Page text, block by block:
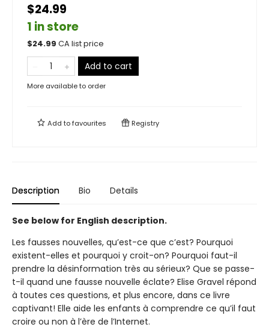
$24.99
1 in store
$24.99 CA list price
Add to cart
More available to order
Add tofavourites Registry
Description Bio Details
See below for English description.
Les fausses nouvelles, qu’est-ce que c’est? Pourquoi
existent-elles et pourquoi y croit-on? Pourquoi faut-il
prendre la désinformation très au sérieux? Que se passe-
t-il quand une fausse nouvelle éclate? Elise Gravel répond
à toutes ces questions, et plus encore, dans ce livre
captivant! Elle aide les enfants à comprendre ce qu’il faut
croire ou non à l’ère de l’Internet.